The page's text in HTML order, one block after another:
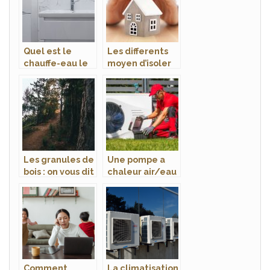
Quel est le
chauffe-eau le
economique ?
Les differents
moyen d’isoler
Les granules de
bois : on vous dit
Une pompe a
chaleur air/eau
toute la maison
Comment
La climatisation